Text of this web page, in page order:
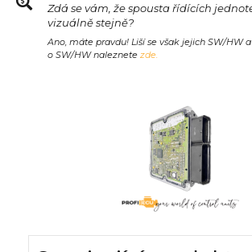
Zdá se vám, že spousta řídících
vizuálně stejně?
Ano, máte pravdu! Liší se však jejich SW/HW
o SW/HW naleznete zde.